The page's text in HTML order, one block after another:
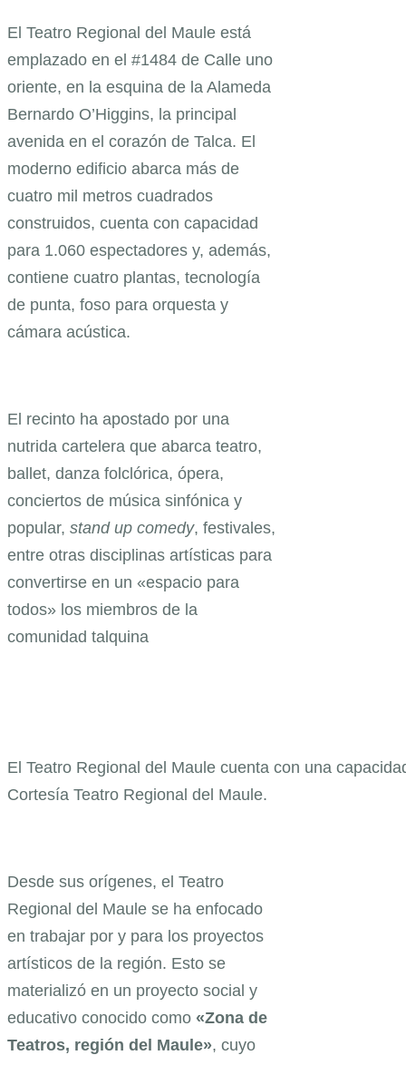
El Teatro Regional del Maule está
emplazado en el #1484 de Calle uno
oriente, en la esquina de la Alameda
Bernardo O’Higgins, la principal
avenida en el corazón de Talca. El
moderno edificio abarca más de
cuatro mil metros cuadrados
construidos, cuenta con capacidad
para 1.060 espectadores y, además,
contiene cuatro plantas, tecnología
de punta, foso para orquesta y
cámara acústica.
El recinto ha apostado por una
nutrida cartelera que abarca teatro,
ballet, danza folclórica, ópera,
conciertos de música sinfónica y
popular, stand up comedy, festivales,
entre otras disciplinas artísticas para
convertirse en un «espacio para
todos» los miembros de la
comunidad talquina
El Teatro Regional del Maule cuenta con una
Cortesía Teatro Regional del Maule.
Desde sus orígenes, el Teatro
Regional del Maule se ha enfocado
en trabajar por y para los proyectos
artísticos de la región. Esto se
materializó en un proyecto social y
educativo conocido como «Zona de
Teatros, región del Maule», cuyo